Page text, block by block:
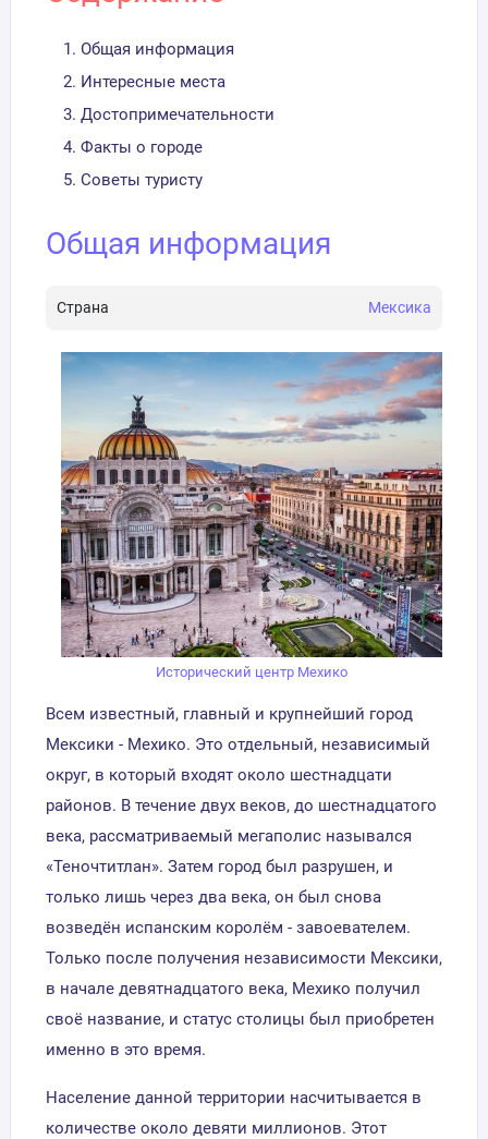
Общая информация
Интересные места
Достопримечательности
Факты о городе
Советы туристу
Общая информация
Страна Мексика
Исторический центр Мехико
Всем известный, главный и крупнейший город
Мексики - Мехико. Это отдельный, независимый
округ, в который входят около шестнадцати
районов. В течение двух веков, до шестнадцатого
века, рассматриваемый мегаполис назывался
«Теночтитлан». Затем город был разрушен, и
только лишь через два века, он был снова
возведён испанским королём - завоевателем.
Только после получения независимости Мексики,
в начале девятнадцатого века, Мехико получил
своё название, и статус столицы был приобретен
именно в это время.
Население данной территории насчитывается в
количестве около девяти миллионов. Этот